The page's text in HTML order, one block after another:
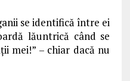
se identifică între ei
lăuntrică când se
mei!” – chiar dacă nu